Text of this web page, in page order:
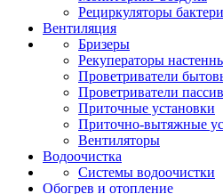
Рециркуляторы
Вентиляция
Бризеры
Рекуператоры
Проветриватели
Проветриватели
Приточные установки
Приточно-вытяжные
Вентиляторы
Водоочистка
Системы водоочистки
Обогрев и отопление